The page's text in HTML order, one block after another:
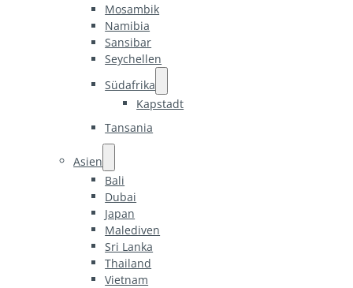
Mosambik
Namibia
Sansibar
Seychellen
Südafrika
Kapstadt
Tansania
Asien
Bali
Dubai
Japan
Malediven
Sri Lanka
Thailand
Vietnam